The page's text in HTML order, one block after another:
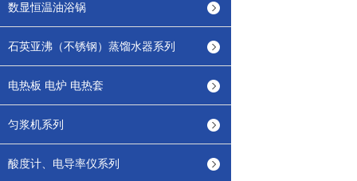
数显恒温油浴锅
石英亚沸（不锈钢）蒸馏水器系列
电热板 电炉 电热套
匀浆机系列
酸度计、电导率仪系列